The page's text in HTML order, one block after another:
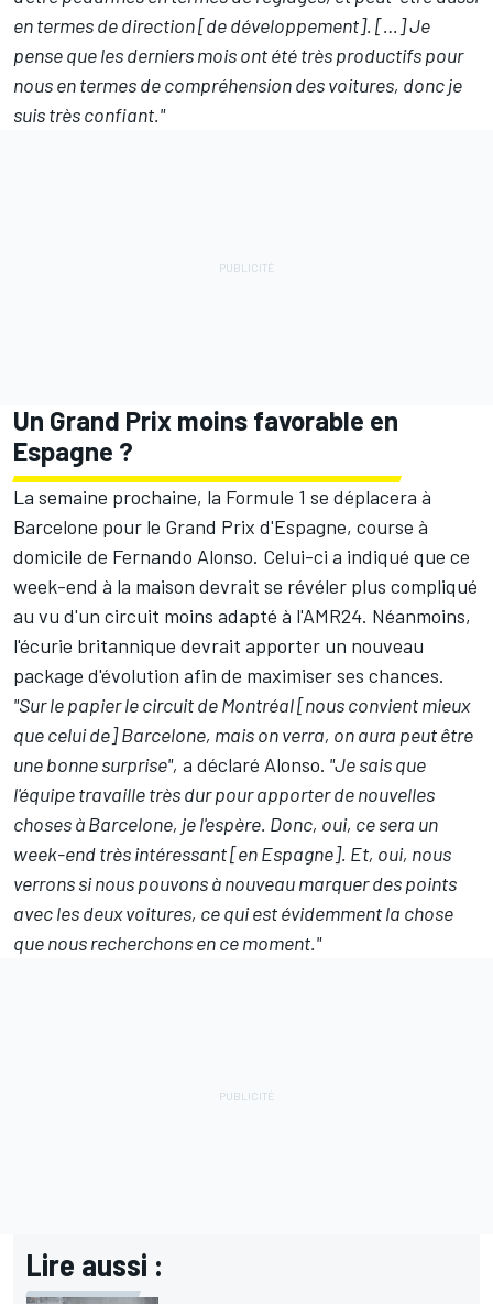
en termes de direction [de développement]. […] Je
pense que les derniers mois ont été très productifs pour
nous en termes de compréhension des voitures, donc je
suis très confiant."
Un Grand Prix moins favorable en
Espagne ?
La semaine prochaine, la Formule 1 se déplacera à
Barcelone pour le Grand Prix d'Espagne, course à
domicile de Fernando Alonso. Celui-ci a indiqué que ce
week-end à la maison devrait se révéler plus compliqué
au vu d'un circuit moins adapté à l'AMR24. Néanmoins,
l'écurie britannique devrait apporter un nouveau
package d'évolution afin de maximiser ses chances.
"Sur le papier le circuit de Montréal [nous convient mieux
que celui de] Barcelone, mais on verra, on aura peut être
une bonne surprise", a déclaré Alonso. "Je sais que
l'équipe travaille très dur pour apporter de nouvelles
choses à Barcelone, je l'espère. Donc, oui, ce sera un
week-end très intéressant [en Espagne]. Et, oui, nous
verrons si nous pouvons à nouveau marquer des points
avec les deux voitures, ce qui est évidemment la chose
que nous recherchons en ce moment."
Lire aussi :